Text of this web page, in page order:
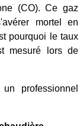
(CO). Ce gaz
mortel en
pourquoi le taux
mesuré lors de
professionnel